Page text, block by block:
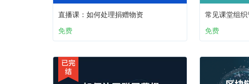
直播课：如何处理捐赠物资
免费
常见课堂组
免费